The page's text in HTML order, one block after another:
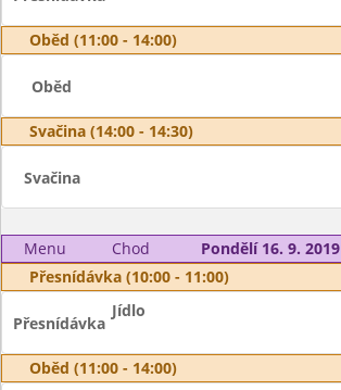
Oběd (11:00 - 14:00)
Oběd
Svačina (14:00 - 14:30)
Svačina
Menu Chod
Pondělí 16. 9. 2019
Přesnídávka (10:00 - 11:00)
Přesnídávka
Jídlo
Oběd (11:00 - 14:00)